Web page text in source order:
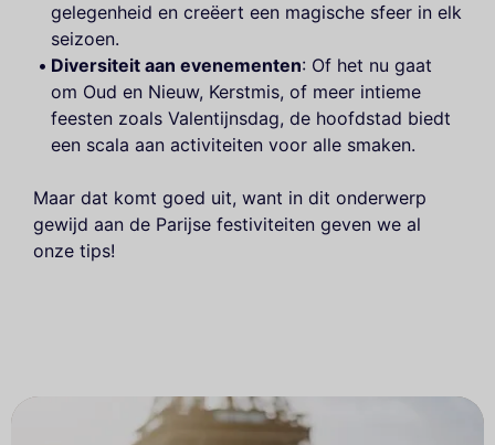
gelegenheid en creëert een magische sfeer in elk
seizoen.
Diversiteit aan evenementen: Of het nu gaat
om Oud en Nieuw, Kerstmis, of meer intieme
feesten zoals Valentijnsdag, de hoofdstad biedt
een scala aan activiteiten voor alle smaken.
Maar dat komt goed uit, want in dit onderwerp
gewijd aan de Parijse festiviteiten geven we al
onze tips!